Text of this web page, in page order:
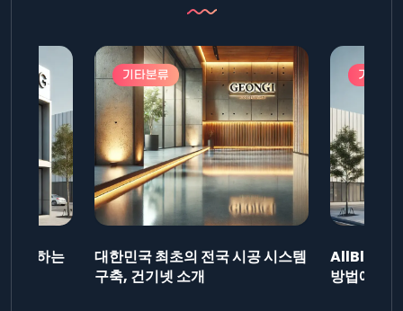
제출하는
기타분류
대한민국 최초의 전국 시공 시스템
구축, 건기넷 소개
기타분
AllBlog에
방법에 대